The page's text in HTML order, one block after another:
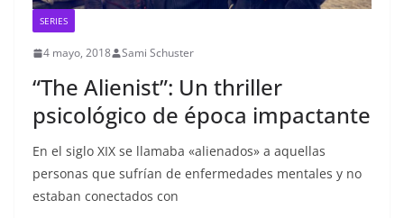
SERIES
4 mayo, 2018 Sami Schuster
“The Alienist”: Un thriller
psicológico de época impactante
En el siglo XIX se llamaba «alienados» a aquellas
personas que sufrían de enfermedades mentales y no
estaban conectados con